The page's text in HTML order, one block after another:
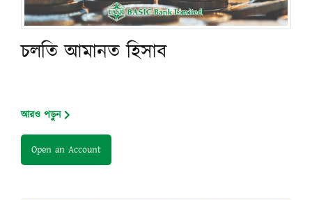
চলতি আমানত হিসাব
আরও পড়ুন
Open an Account